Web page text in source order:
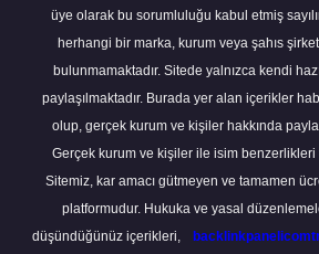
üye olarak bu sorumluluğu kabul etmiş
herhangi bir marka, kurum veya şahıs
bulunmamaktadır. Sitede yalnızca kendi
paylaşılmaktadır. Burada yer alan içerikler
olup, gerçek kurum ve kişiler hakkında
Gerçek kurum ve kişiler ile isim
Sitemiz, kar amacı gütmeyen ve tamamen
platformudur. Hukuka ve yasal
düşündüğünüz içerikleri,